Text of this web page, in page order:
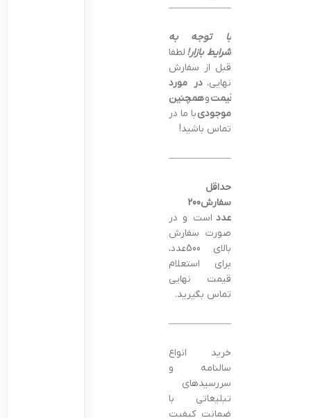
———————————————–
با توجه به
شرایط بازار! لطفا
قبل از سفارش
نهایی،در مورد
قیمتوهمچنین
موجودیبا ما در
تماس باشید!
———————————————–
حداقل
سفارش200
عدد است و در
صورت سفارش
بالای 500عدد،
برای استعلام
قیمت نهایی
تماس بگیرید.
———————————————–
خرید انواع
سالنامه و
سررسیدهای
تبلیغاتی با
ضمانت کیفیت